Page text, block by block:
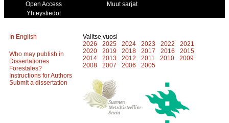
Open Access
Muut sarjat
Yhteystiedot
In English
Who may publish in
Dissertationes
Forestales?
Instructions for Authors
Submit a dissertation
Valitse vuosi
2026
2025 2024 2023 2022
2021
2020
2019 2018 2017 2016
2015
2014
2013 2012 2011 2010
2009
2008
2007 2006 2005